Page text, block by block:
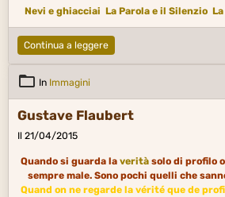
Nevi e ghiacciai La Parola e il Silenzio
Continua a leggere
In Immagini
Gustave Flaubert
Il 21/04/2015
Quando si guarda la veritàsolo di profilo
sempre male. Sono pochi quelli che
Quand on ne regarde la vérité que de